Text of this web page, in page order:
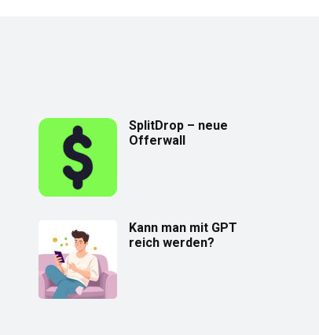
SplitDrop – neue
Offerwall
Kann man mit GPT
reich werden?